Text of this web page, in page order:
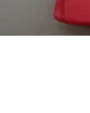
13 Pro ve iPhone
iPhone 15 Pro'nun